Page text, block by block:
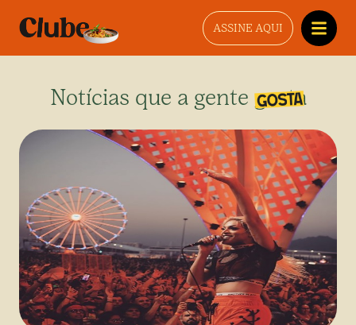
ASSINE AQUI
Notícias que a gente gosta